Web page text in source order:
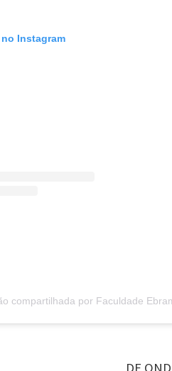
Instagram
compartilhada por Faculdade
DE